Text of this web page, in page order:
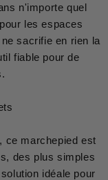
n'importe quel
les espaces
sacrifie en rien la
fiable pour de
ce marchepied est
des plus simples
idéale pour